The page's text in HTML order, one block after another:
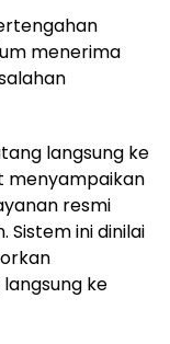
menerima
langsung ke
menyampaikan
resmi
Sistem ini dinilai
ke